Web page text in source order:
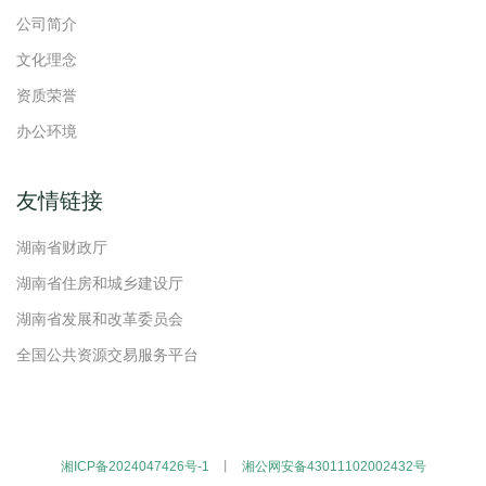
公司简介
文化理念
资质荣誉
办公环境
友情链接
湖南省财政厅
湖南省住房和城乡建设厅
湖南省发展和改革委员会
全国公共资源交易服务平台
湘ICP备2024047426号-1 湘公网安备43011102002432号